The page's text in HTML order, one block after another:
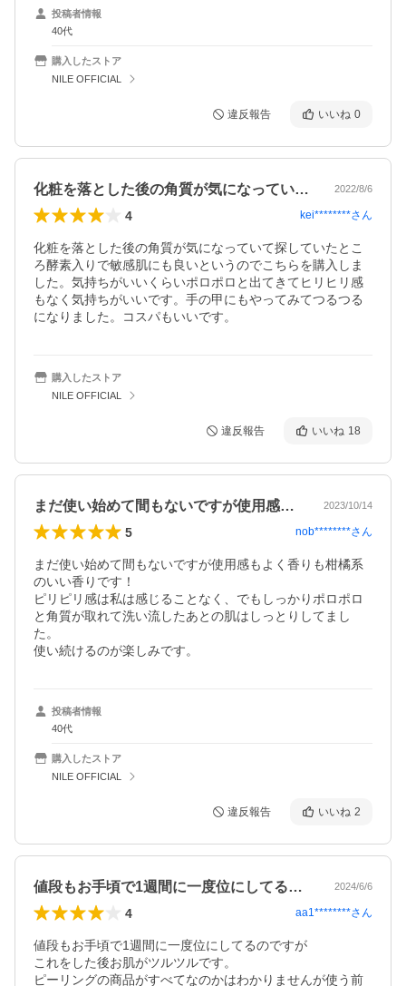
投稿者情報
40代
購入したストア
NILE OFFICIAL
違反報告 いいね 0
化粧を落とした後の角質が気になっていて… 2022/8/6
4 kei********さん
化粧を落とした後の角質が気になっていて探していたとこ
ろ酵素入りで敏感肌にも良いというのでこちらを購入しま
した。気持ちがいいくらいポロポロと出てきてヒリヒリ感
もなく気持ちがいいです。手の甲にもやってみてつるつる
になりました。コスパもいいです。
購入したストア
NILE OFFICIAL
違反報告 いいね 18
まだ使い始めて間もないですが使用感もよ… 2023/10/14
5 nob********さん
まだ使い始めて間もないですが使用感もよく香りも柑橘系
のいい香りです！
ピリピリ感は私は感じることなく、でもしっかりポロポロ
と角質が取れて洗い流したあとの肌はしっとりしてまし
た。
使い続けるのが楽しみです。
投稿者情報
40代
購入したストア
NILE OFFICIAL
違反報告 いいね 2
値段もお手頃で1週間に一度位にしてるの… 2024/6/6
4 aa1********さん
値段もお手頃で1週間に一度位にしてるのですが
これをした後お肌がツルツルです。
ピーリングの商品がすべてなのかはわかりませんが使う前